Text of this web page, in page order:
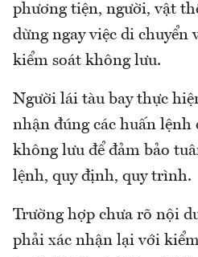
phương tiện, người, vật
dừng ngay việc di chuyển
kiểm soát không lưu.
Người lái tàu bay thực
nhận đúng các huấn lệnh
không lưu để đảm bảo
lệnh, quy định, quy trình.
Trường hợp chưa rõ nội
phải xác nhận lại với